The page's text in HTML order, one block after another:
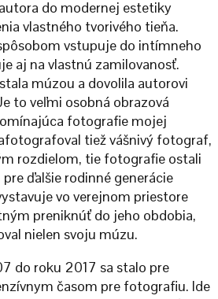
do modernej estetiky
vlastného tvorivého tieňa.
vstupuje do intímneho
aj na vlastnú zamilovanosť.
múzou a dovolila autorovi
to veľmi osobná obrazová
fotografie mojej
tiež vášnivý fotograf,
rozdielom, tie fotografie ostali
ďalšie rodinné generácie
vo verejnom priestore
preniknúť do jeho obdobia,
nielen svoju múzu.
do roku 2017 sa stalo pre
časom pre fotografiu. Ide